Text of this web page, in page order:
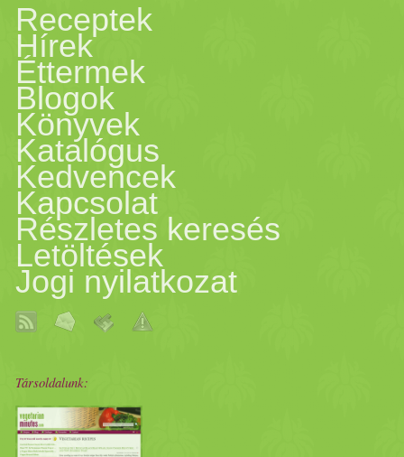
Receptek
Hírek
Éttermek
Blogok
Könyvek
Katalógus
Kedvencek
Kapcsolat
Részletes keresés
Letöltések
Jogi nyilatkozat
Társoldalunk: